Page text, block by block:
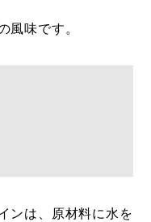
風味です。
ンは、原材料に水を